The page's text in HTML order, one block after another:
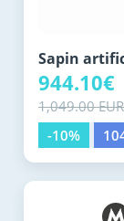
Sapin
944.10€
1,049.00 EUR
-10%